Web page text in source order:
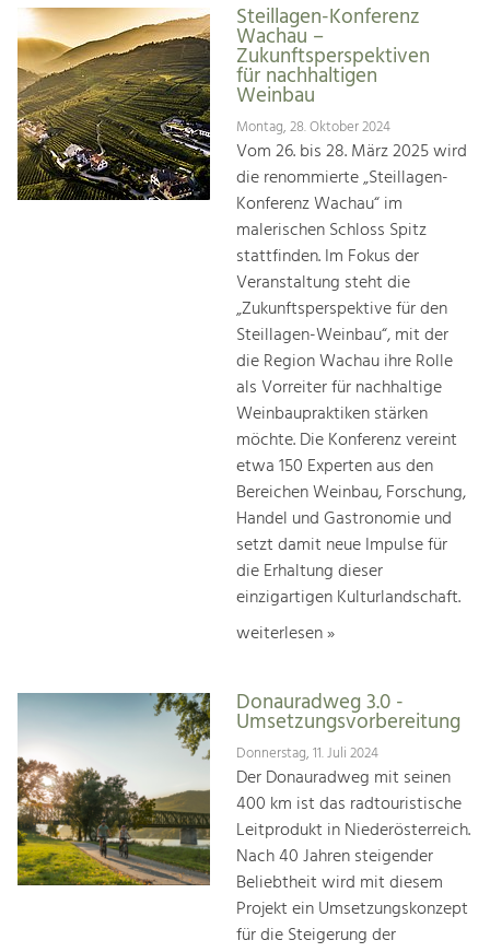
Steillagen-Konferenz
Wachau –
Zukunftsperspektiven
für nachhaltigen
Weinbau
Montag, 28. Oktober 2024
Vom 26. bis 28. März 2025 wird
die renommierte „Steillagen-
Konferenz Wachau“ im
malerischen Schloss Spitz
stattfinden. Im Fokus der
Veranstaltung steht die
„Zukunftsperspektive für den
Steillagen-Weinbau“, mit der
die Region Wachau ihre Rolle
als Vorreiter für nachhaltige
Weinbaupraktiken stärken
möchte. Die Konferenz vereint
etwa 150 Experten aus den
Bereichen Weinbau, Forschung,
Handel und Gastronomie und
setzt damit neue Impulse für
die Erhaltung dieser
einzigartigen Kulturlandschaft.
weiterlesen »
Donauradweg 3.0 -
Umsetzungsvorbereitung
Donnerstag, 11. Juli 2024
Der Donauradweg mit seinen
400 km ist das radtouristische
Leitprodukt in Niederösterreich.
Nach 40 Jahren steigender
Beliebtheit wird mit diesem
Projekt ein Umsetzungskonzept
für die Steigerung der